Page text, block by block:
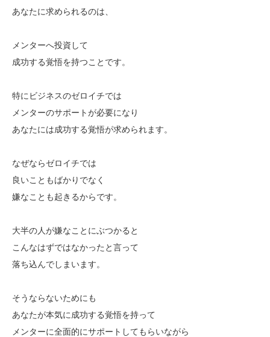
あなたに求められるのは、
メンターへ投資して
成功する覚悟を持つことです。
特にビジネスのゼロイチでは
メンターのサポートが必要になり
あなたには成功する覚悟が求められます。
なぜならゼロイチでは
良いこともばかりでなく
嫌なことも起きるからです。
大半の人が嫌なことにぶつかると
こんなはずではなかったと言って
落ち込んでしまいます。
そうならないためにも
あなたが本気に成功する覚悟を持って
メンターに全面的にサポートしてもらいながら